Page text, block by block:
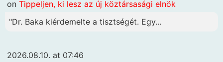
on Tippeljen, ki lesz az új köztársasági elnök
"Dr. Baka kiérdemelte a tisztségét. Egy...
2026.08.10. at 07:46